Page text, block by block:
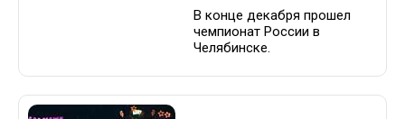
В конце декабря прошел
чемпионат России в
Челябинске.